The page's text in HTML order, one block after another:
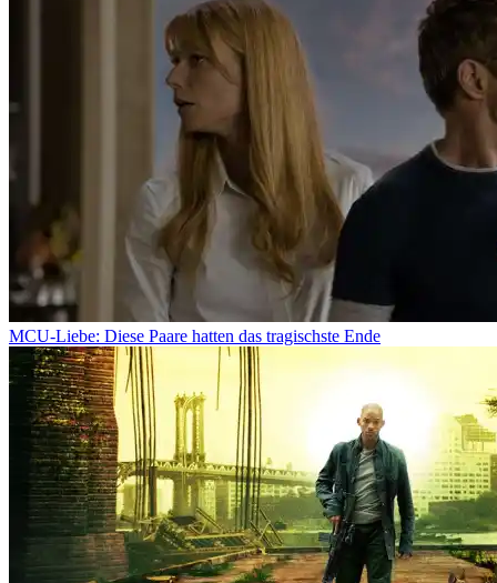
MCU-Liebe: Diese Paare hatten das tragischste Ende